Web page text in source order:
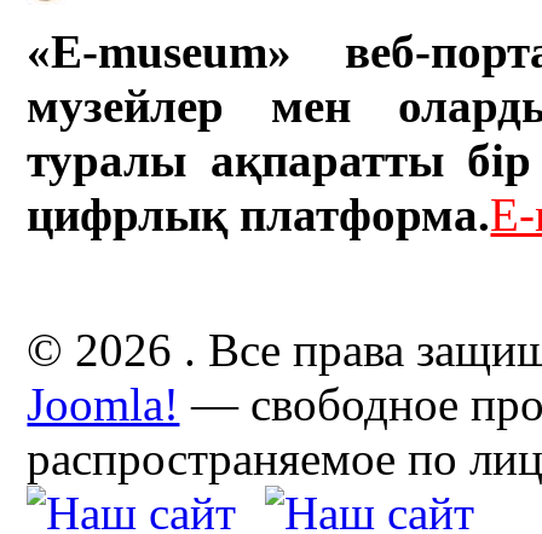
«E-museum» веб-
музейлер мен
туралы ақпаратты бір
цифрлық платформа.
© 2026 . Все права
Joomla! — свободное
распространяемое по